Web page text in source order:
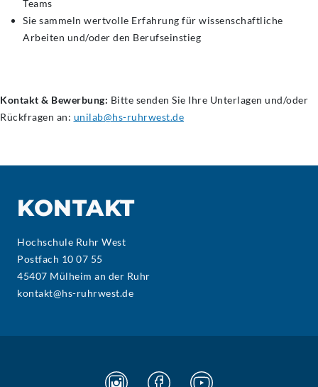
Teams
Sie sammeln wertvolle Erfahrung für wissenschaftliche
Arbeiten und/oder den Berufseinstieg
Kontakt & Bewerbung: Bitte senden Sie Ihre Unterlagen und/oder
Rückfragen an: unilab@hs-ruhrwest.de
KONTAKT
Hochschule Ruhr West
Postfach 10 07 55
45407 Mülheim an der Ruhr
kontakt@hs-ruhrwest.de